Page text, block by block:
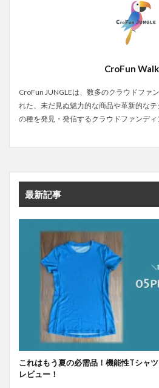
CroFun
CroFun JUNGLEは、数多のクラウドファ
れた、未だ見ぬ魅力的な商品や革新的な
の種を発見・発信するクラウドファンディ
最新記事
これはもう夏の必需品！機能性Tシャ
レビュー！